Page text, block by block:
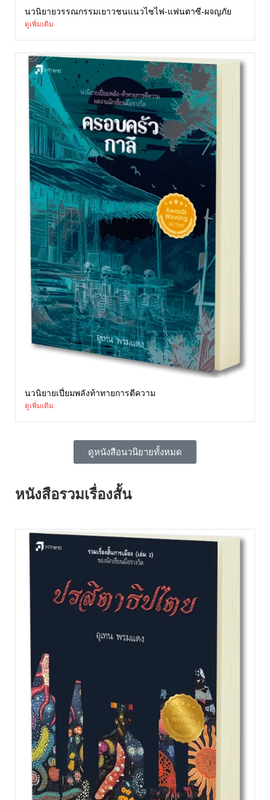
นวนิยายวรรณกรรมเยาวชนแนวไซไฟ-แฟนตาซี-ผจญภัย
ดูเพิ่มเติม
นวนิยายเปี่ยมพลังท้าทายการตีความ
ดูเพิ่มเติม
ดูหนังสือนวนิยายทั้งหมด
หนังสือรวมเรื่องสั้น